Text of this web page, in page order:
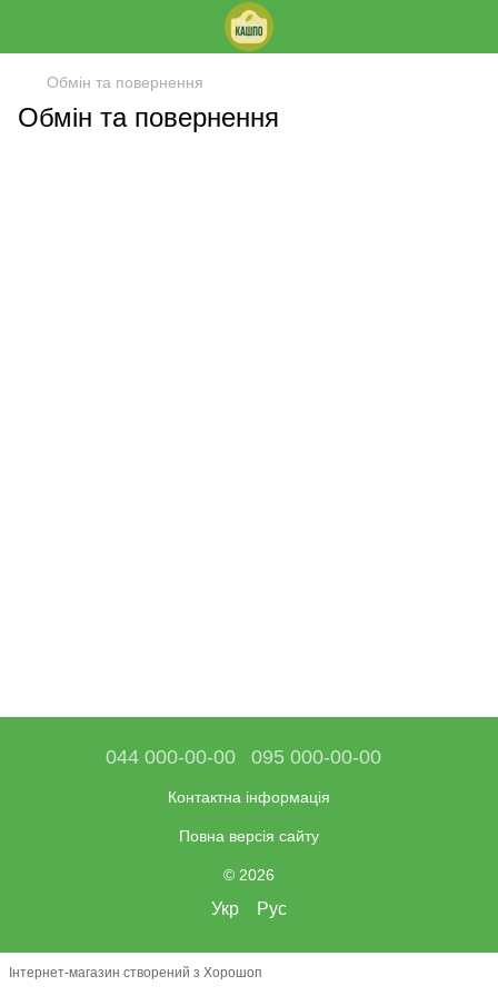
Обмін та повернення
Обмін та повернення
044 000-00-00 095 000-00-00
Контактна інформація
Повна версія сайту
© 2026
Укр Рус
Інтернет-магазин створений з Хорошоп